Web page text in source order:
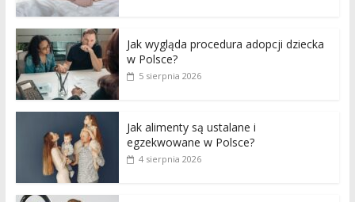
Jak wygląda procedura adopcji dziecka
w Polsce?
5 sierpnia 2026
Jak alimenty są ustalane i
egzekwowane w Polsce?
4 sierpnia 2026